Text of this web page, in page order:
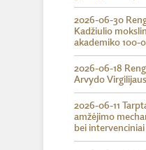
2026-06-30
Kadžiulio
akademiko 100-
2026-06-18
Arvydo
2026-06-11
amžėjimo
bei